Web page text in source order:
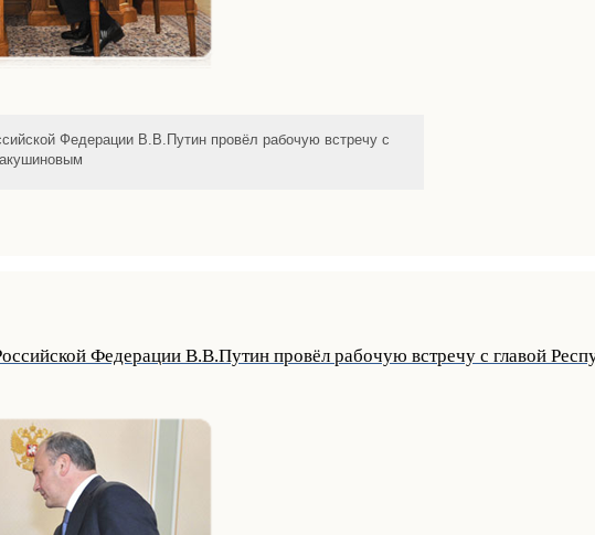
Федерации В.В.Путин провёл рабочую встречу с
Федерации В.В.Путин провёл рабочую встречу с главой